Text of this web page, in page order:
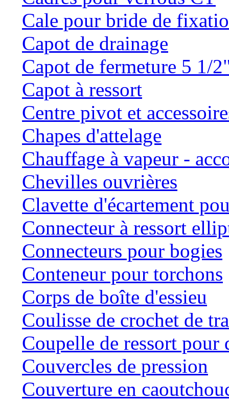
Cale pour bride de
Capot de drainage
Capot de fermeture 5 1/
Capot à ressort
Centre pivot et
Chapes d'attelage
Chauffage à vapeur -
Chevilles ouvrières
Clavette d'écartement
Connecteur à ressort
Connecteurs pour bogies
Conteneur pour torchons
Corps de boîte d'essieu
Coulisse de crochet de
Coupelle de ressort
Couvercles de pression
Couverture en